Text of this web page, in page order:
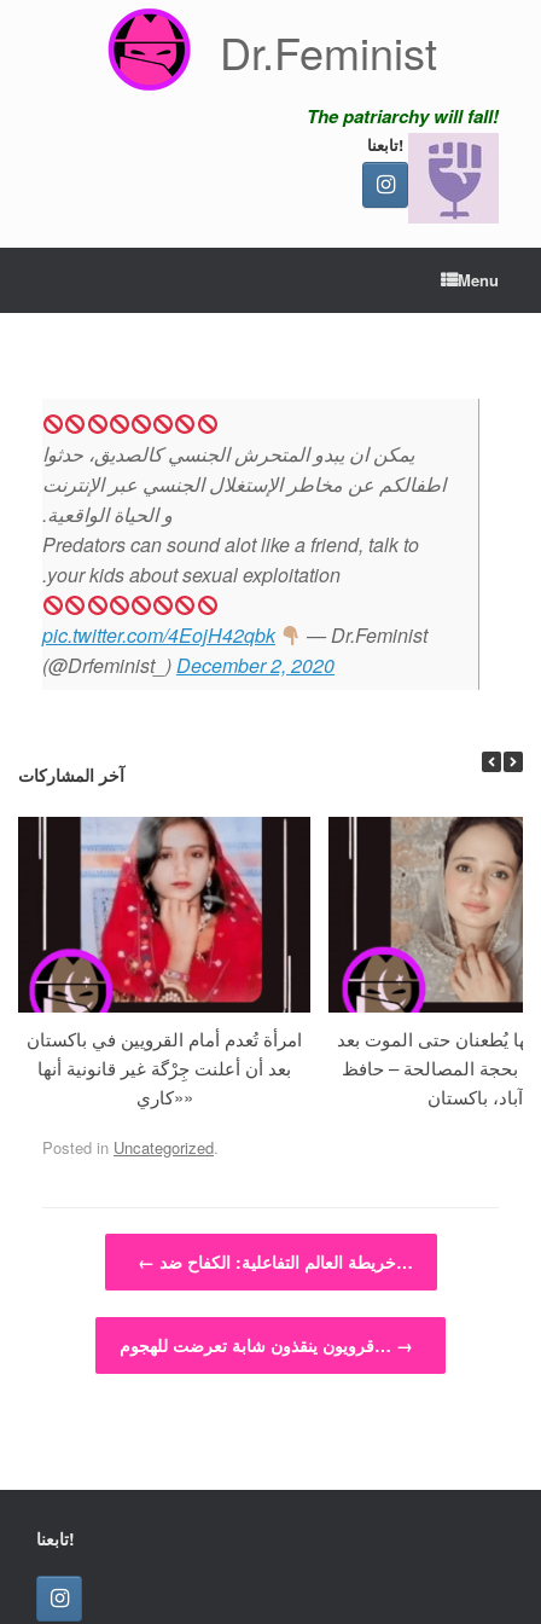
Dr.Feminist
The patriarchy will fall!
تابعنا!
Menu
يمكن ان يبدو المتحرش الجنسي كالصديق، حدثوا
اطفالكم عن مخاطر الإستغلال الجنسي عبر الإنترنت
و الحياة الواقعية.
Predators can sound alot like a friend, talk to
your kids about sexual exploitation.
pic.twitter.com/4EojH42qbk
— Dr.Feminist
(@Drfeminist_)December 2, 2020
آخر المشاركات
امرأة تُعدم أمام القرويين في باكستان
بعد أن أعلنت جِرْگة غير قانونية أنها
«كاري»
يُطعنان حتى الموت بعد
بحجة المصالحة – حافظ
آباد، باكستان
Posted in Uncategorized.
Post navigation
← خريطة العالم التفاعلية: الكفاح ضد…
قرويون ينقذون شابة تعرضت للهجوم… →
تابعنا!